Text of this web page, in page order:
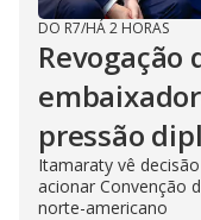
DO R7/HÁ 2 HORAS
Revogação
pressão
Itamaraty vê
acionar Convenção
norte-americano